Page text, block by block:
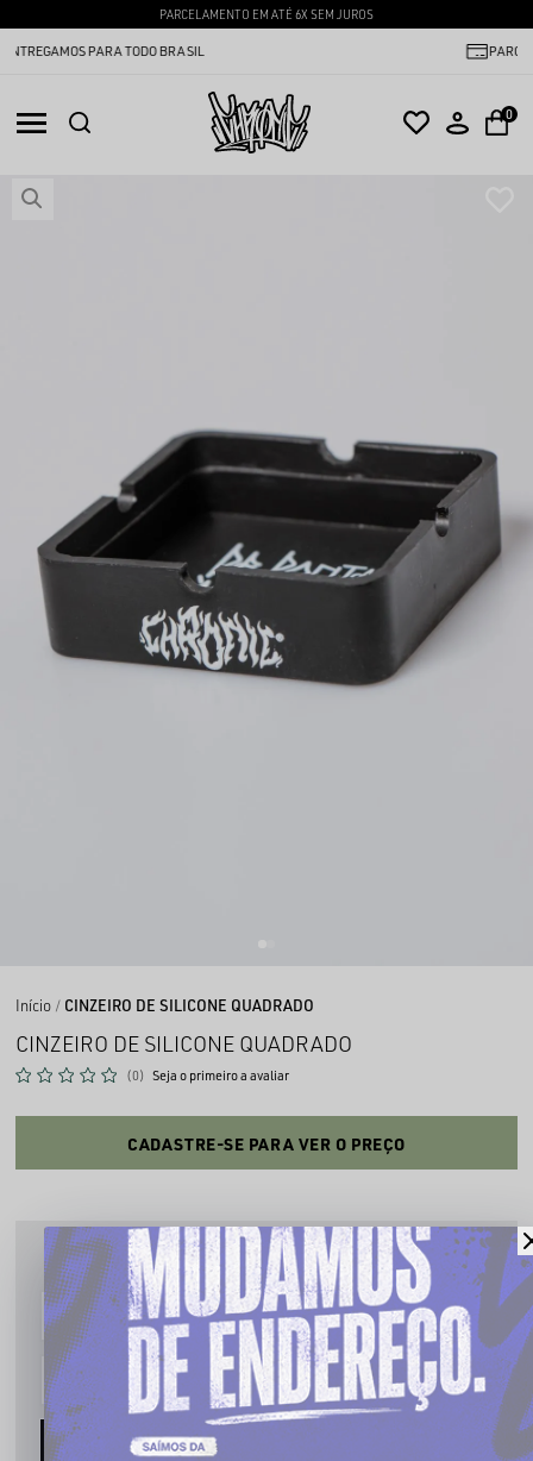
PARCELAMENTO EM ATÉ 6X SEM JUROS
0
Início CINZEIRO DE SILICONE QUADRADO
CINZEIRO DE SILICONE QUADRADO
(0) Seja o primeiro a avaliar
CADASTRE-SE PARA VER O PREÇO
PRODUTO INDISPONÍVEL
Cadastre seu email que te avisaremos quando estiver disponível: